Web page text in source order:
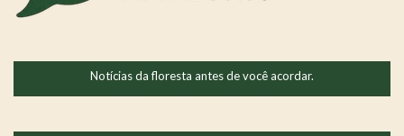
Notícias da floresta antes de você acordar.